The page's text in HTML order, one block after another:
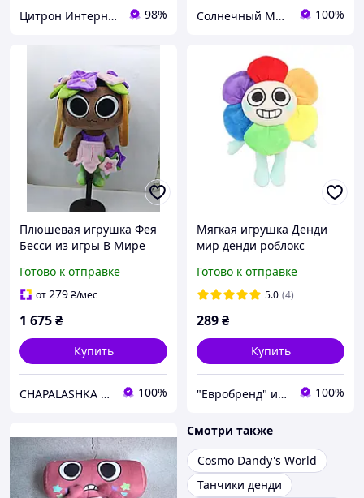
Цитрон Интернет-магазин 98% Солнечный Магазин 100%
Плюшевая игрушка Фея
Бесси из игры В Мире
Deluxe Dandy's World
Roblox, 35 см НОВИНКА
Готово к отправке
от279₴/мес
1 675₴
Купить
CHAPALASHKA / ЧАПАЛАШКА - магазин актуальных вещей 100%
Мягкая игрушка Денди
мир денди роблокс
Готово к отправке
5.0 (4)
289₴
Купить
"Евробренд" интернет-магазин 100%
Смотри также
Cosmo Dandy's World
Танчики денди